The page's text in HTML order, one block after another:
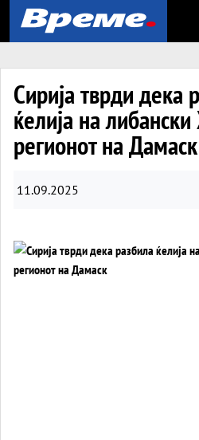
Сирија тврди дека
ќелија на
регионот на Дамаск
11.09.2025